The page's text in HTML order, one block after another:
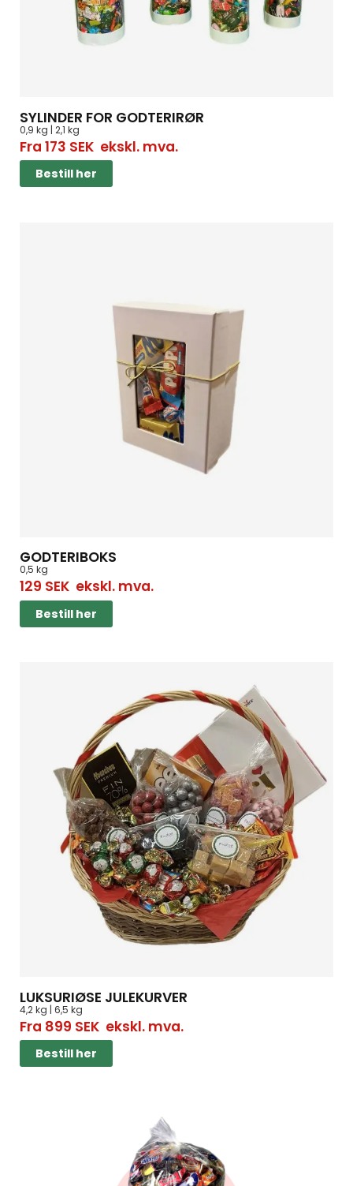
SYLINDER FOR GODTERIRØR
0,9 kg | 2,1 kg
Fra 173 SEKekskl. mva.
Bestill her
GODTERIBOKS
0,5 kg
129 SEKekskl. mva.
Bestill her
LUKSURIØSE JULEKURVER
4,2 kg | 6,5 kg
Fra 899 SEKekskl. mva.
Bestill her